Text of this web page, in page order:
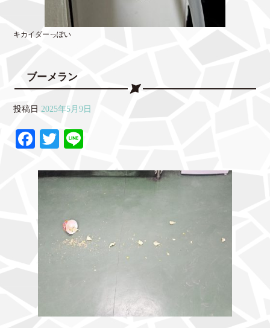
キカイダーっぽい
ブーメラン
投稿日 2025年5月9日
Fa
bo
ok
T
tte